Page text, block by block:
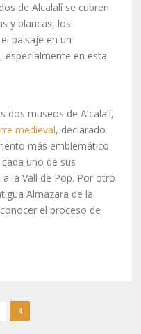
de Alcalalí se cubren
y blancas, los
paisaje en un
especialmente en esta
dos museos de Alcalalí,
medieval, declarado
más emblemático
uno de sus
la Vall de Pop. Por otro
Almazara de la
el proceso de
4